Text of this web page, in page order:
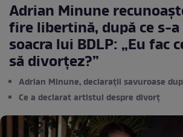
Adrian Minune
fire libertină, după ce s-
soacra lui BDLP: „Eu fac
să divorțez?”
Adrian Minune, declarații savuroase
Ce a declarat artistul despre divorț